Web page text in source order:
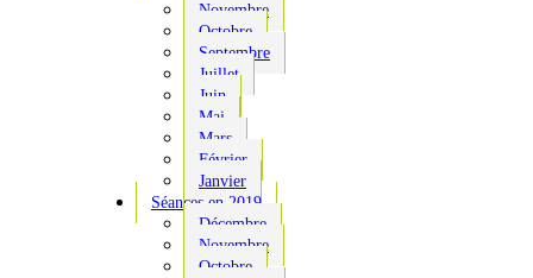
Novembre
Octobre
Septembre
Juillet
Juin
Mai
Mars
Février
Janvier
Séances en 2019
Décembre
Novembre
Octobre